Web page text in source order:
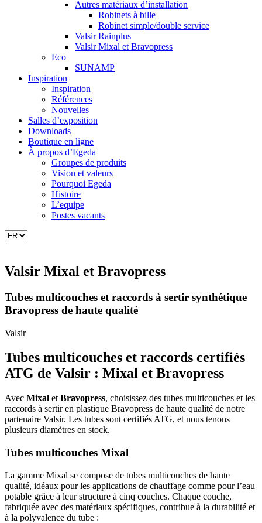
Autres matériaux d’installation
Robinets à bille
Robinet simple/double service
Valsir Rainplus
Valsir Mixal et Bravopress
Eco
SUNAMP
Inspiration
Inspiration
Références
Nouvelles
Salles d’exposition
Downloads
Boutique en ligne
À propos d’Egeda
Groupes de produits
Vision et valeurs
Pourquoi Egeda
Histoire
L’equipe
Postes vacants
Valsir Mixal et Bravopress
Tubes multicouches et raccords à sertir synthétique
Bravopress de haute qualité
Valsir
Tubes multicouches et raccords certifiés
ATG de Valsir : Mixal et Bravopress
Avec Mixal et Bravopress, choisissez des tubes multicouches et les
raccords à sertir en plastique Bravopress de haute qualité de notre
partenaire Valsir. Les tubes sont certifiés ATG, et nous tenons
plusieurs diamètres en stock.
Tubes multicouches Mixal
La gamme Mixal se compose de tubes multicouches de haute
qualité, idéaux pour les applications de chauffage comme pour l’eau
potable grâce à leur structure à cinq couches. Chaque couche,
fabriquée avec des matériaux spécifiques, contribue à la durabilité et
à la polyvalence du tube :